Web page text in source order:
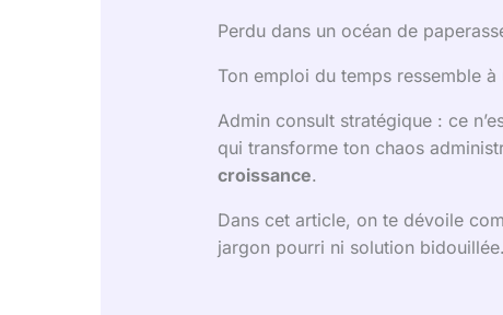
Perdu dans un océan de
Ton emploi du temps ressemble
Admin consult stratégique : ce
qui transforme ton chaos
croissance.
Dans cet article, on te dévoile
jargon pourri ni solution